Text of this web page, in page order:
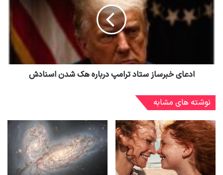
ادعای خبرساز ستاد ترامپ درباره هک شدن اسنادش
نوشته های مشابه